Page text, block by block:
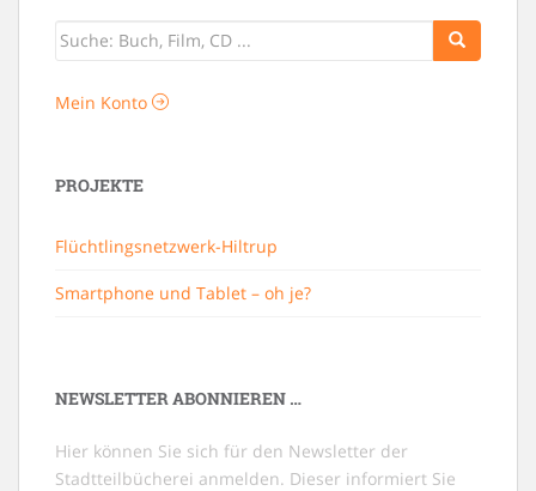
Mein Konto
PROJEKTE
Flüchtlingsnetzwerk-Hiltrup
Smartphone und Tablet – oh je?
NEWSLETTER ABONNIEREN …
Hier können Sie sich für den Newsletter der
Stadtteilbücherei anmelden. Dieser informiert Sie